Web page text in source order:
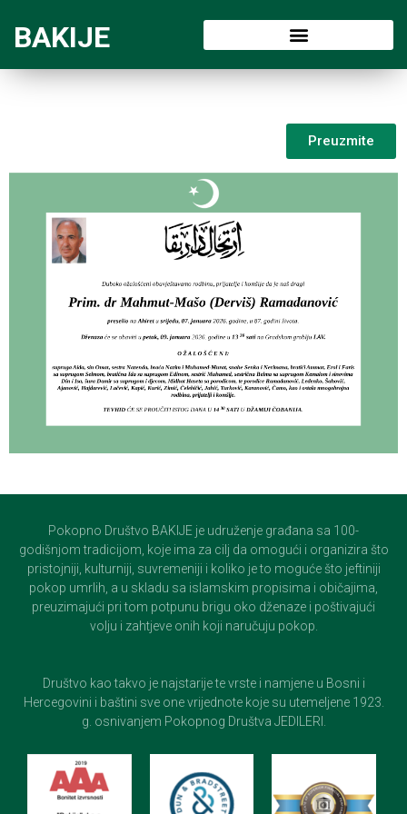
BAKIJE
Preuzmite
Pokopno Društvo BAKIJE je udruženje građana sa 100-
godišnjom tradicijom, koje ima za cilj da omogući i organizira što
pristojniji, kulturniji, suvremeniji i koliko je to moguće što jeftiniji
pokop umrlih, a u skladu sa islamskim propisima i običajima,
preuzimajući pri tom potpunu brigu oko dženaze i poštivajući
volju i zahtjeve onih koji naručuju pokop.
Društvo kao takvo je najstarije te vrste i namjene u Bosni i
Hercegovini i baštini sve one vrijednote koje su utemeljene 1923.
g. osnivanjem Pokopnog Društva JEDILERI.